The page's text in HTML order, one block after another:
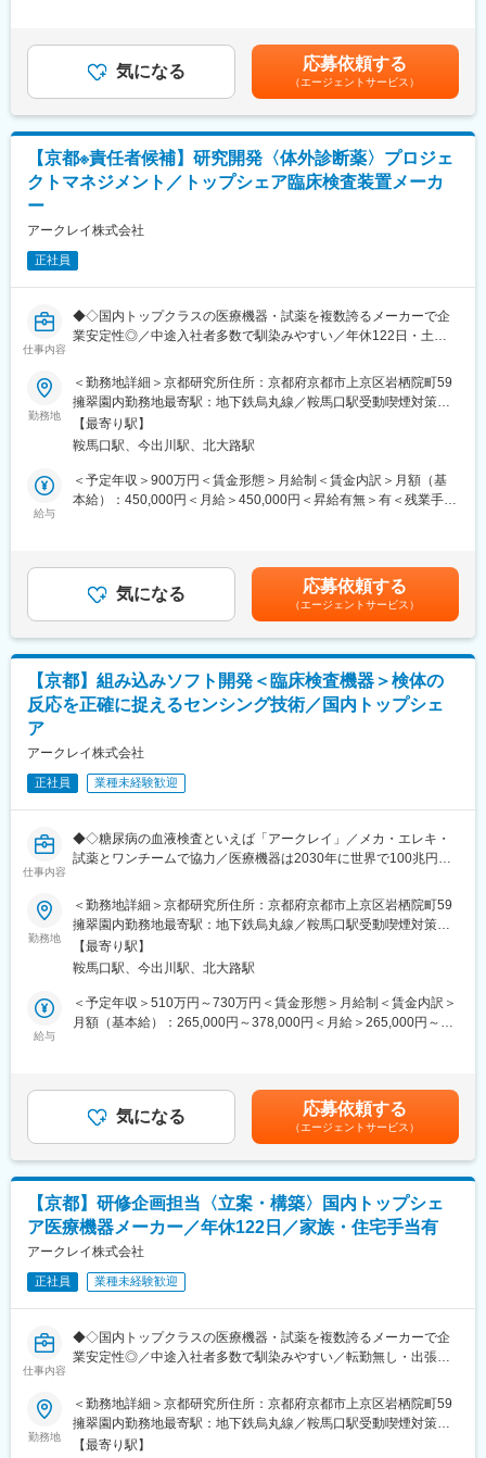
のスピードと質を高める仕組みとなっています。
中の人びとの健康な生活に貢献する」を実現すべく日々活動して
います。
糖尿病検査装置の分野で国内トップクラスの地位を築いている当
てまいりました。グローバルの拠点数も18か国46拠点となり、世
1．試薬の処方設計・改良開発（コア業務）
・新規製品開発における試薬組成の検討、配合最適化、処方設計
・既存製品の仕様追加・性能改善・安定性向上を目的とした改良
2．多職種連携による製品化推進
ーや共同研究先との連携
・QMS／GMPに準拠した開発プロセスの実行
・国内外規制を見据えた設計変更・品質対応
試薬開発の上流から下流（量産・上市）まで一貫して携われるた
め、自身の仕事が世界中の医療現場に直接貢献している手応えを
実感できるポジションです。
専門性を追求するスペシャリストとしてのキャリア、またはマネ
ジメントとして組織やプロジェクトを牽引するキャリアなど、多
■ポジションの魅力：
◎大学との共同研究が多く、最先端の知見や技術に触れながら、
◎海外拠点との連携機会も豊富で、製造移管時などには英語での
オンラインミーティングを実施。
◎希望に応じて1か月単位の短期海外出張制度もあり、実務を通じ
てグローバルなスキルを磨ける環境です。
変更の範囲：会社の定める業務
の負担は御座います。実費負担となります。礼金が15万（単
身）、25万（家族帯同）、仲介手数料家賃1ヶ月分も会社負担と
なります。賃金はあくまでも目安の金額であり、選考を通じて上
下する可能性があります。月給(月額)は固定手当を含めた表記で
す。
気になる 応募依頼する
（エージェントサービス）
【京都※責任者候補】研究開発〈体外診断薬〉プロジェ
クトマネジメント／トップシェア臨床検査装置メーカ
ー
アークレイ株式会社
正社員
仕事内容
◆◇国内トップクラスの医療機器・試薬を複数誇るメーカーで企
業安定性◎／中途入社者多数で馴染みやすい／年休122日・土日
ローバルに活躍中◆◇
■職務内容：
自社の体外診断用医薬品の開発において、責任者としてプロジェ
クト全体のマネジメントをお任せします。
現在は2チーム全体を1名のリーダーが統括していますが、今後の
開発体制強化を見据え、本ポジションが取りまとめ役の一翼を担
い、2名体制で組織とプロジェクトをリードしていく想定です。
入社後は、当社の研究開発の全体像を把握いただくため、商品開
発に関わる一連の業務フローや各部門の役割への理解を深めてい
ただきます。
▽プロジェクト全体の管理
└進捗管理
└ピープルマネジメント
・臨床検査手法の開発
◎ご自身が定めた開発方針が、120ヵ国以上で使用される製品と
して世界の医療現場を支えるポジションです。スケールの大きな
プロジェクトマネジメントに携われる点が大きな魅力です。
◎大学との共同研究が多数あり、最先端の知見や技術に触れなが
◎海外拠点との連携機会も豊富で、製造移管時などには英語での
オンラインミーティングを実施。希望に応じて1か月単位の短期海
・研究開発チームは、「機械・電気・試薬・ソフトウェア」の各
分野の専門人材が一体となった横断型の体制で開発・設計を行っ
で構成されており、担当製品ごとに5名チームと10名チームの2チ
ーム体制で業務を推進しています。
・メンバーは20代から50代までと年齢層も幅広く、経験豊富なベ
テランと若手がバランスよく活躍しています。
変更の範囲：会社の定める業務
勤務地
＜勤務地詳細＞京都研究所住所：京都府京都市上京区岩栖院町59
擁翠園内勤務地最寄駅：地下鉄烏丸線／鞍馬口駅受動喫煙対策：
屋内全面禁煙変更の範囲：会社の定める事業所
【最寄り駅】
鞍馬口駅、今出川駅、北大路駅
給与
＜予定年収＞900万円＜賃金形態＞月給制＜賃金内訳＞月額（基
本給）：450,000円＜月給＞450,000円＜昇給有無＞有＜残業手当
なります。礼金が15万（単身）、25万（家族帯同）、仲介手数料
家賃1ヶ月分も会社負担となります。賃金はあくまでも目安の金額
であり、選考を通じて上下する可能性があります。月給(月額)は固
定手当を含めた表記です。
気になる 応募依頼する
（エージェントサービス）
【京都】組み込みソフト開発＜臨床検査機器＞検体の
反応を正確に捉えるセンシング技術／国内トップシェ
ア
アークレイ株式会社
正社員 業種未経験歓迎
仕事内容
◆◇糖尿病の血液検査といえば「アークレイ」／メカ・エレキ・
試薬とワンチームで協力／医療機器は2030年に世界で100兆円予
◆◇
■業務内容：
同社製の臨床検査機器に搭載されるマイコンのソフトウェア開発
業務をお任せします。
フェーズごとに分業ではなく、製品単位で担当を持つ開発スタイ
ルのため、開発の上流設計から下流工程まで一貫して関わること
が可能です。
■開発対象：
尿検査・血液検査・口腔内検査などに用いられる医療用検査装置
の色変化を正確にセンシングできるかが重要となるため、フォト
ダイオード素子のほか、カメラを使った認識にも取り組んでいま
す。
ご志向・スキルに応じて、以下のような幅広い業務に携わってい
ただきます。
・コーディングおよび実装
・ベンダーコントロール
・プロジェクトマネジメント（製品企画～結果取りまとめ）
■働く魅力：
勤務地
＜勤務地詳細＞京都研究所住所：京都府京都市上京区岩栖院町59
擁翠園内勤務地最寄駅：地下鉄烏丸線／鞍馬口駅受動喫煙対策：
屋内全面禁煙変更の範囲：会社の定める事業所
【最寄り駅】
鞍馬口駅、今出川駅、北大路駅
給与
＜予定年収＞510万円～730万円＜賃金形態＞月給制＜賃金内訳＞
月額（基本給）：265,000円～378,000円＜月給＞265,000円～
の負担は御座います。実費負担となります。礼金が15万（単
身）、25万（家族帯同）、仲介手数料家賃1ヶ月分も会社負担と
なります。賃金はあくまでも目安の金額であり、選考を通じて上
下する可能性があります。月給(月額)は固定手当を含めた表記で
す。
気になる 応募依頼する
（エージェントサービス）
【京都】研修企画担当〈立案・構築〉国内トップシェ
ア医療機器メーカー／年休122日／家族・住宅手当有
アークレイ株式会社
正社員 業種未経験歓迎
仕事内容
◆◇国内トップクラスの医療機器・試薬を複数誇るメーカーで企
業安定性◎／中途入社者多数で馴染みやすい／転勤無し・出張無
◆◇
■業務概要：
研究開発部門の社員育成を目的として、技術研修を中心としたカ
勤務地
＜勤務地詳細＞京都研究所住所：京都府京都市上京区岩栖院町59
擁翠園内勤務地最寄駅：地下鉄烏丸線／鞍馬口駅受動喫煙対策：
屋内全面禁煙変更の範囲：会社の定める事業所
【最寄り駅】